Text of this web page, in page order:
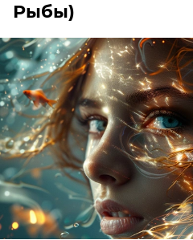
Рыбы)